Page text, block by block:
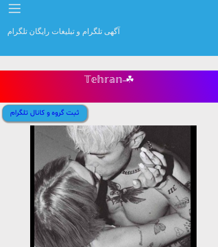
آگهی تلگرام و تبلیغات رایگان تلگرام
𝕋𝕖𝕙𝕣𝕒𝕟 ̶☘
ثبت گروه و کانال تلگرام